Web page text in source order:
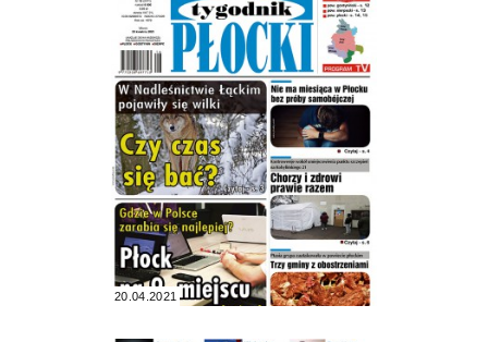
20.04.2021